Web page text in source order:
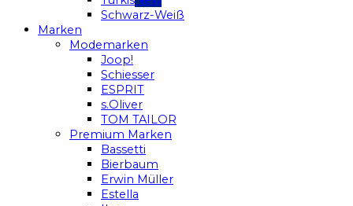
Schwarz-Weiß
Marken
Modemarken
Joop!
Schiesser
ESPRIT
s.Oliver
TOM TAILOR
Premium Marken
Bassetti
Bierbaum
Erwin Müller
Estella